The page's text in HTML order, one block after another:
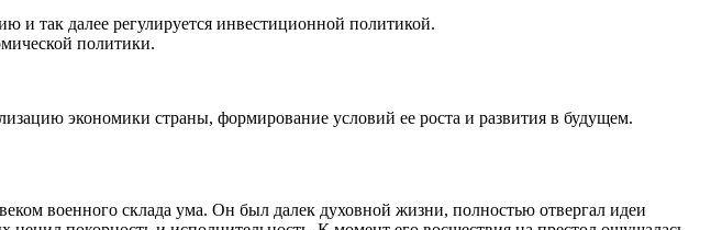
и так далее регулируется инвестиционной политикой.
политики.
экономики страны, формирование условий ее роста и развития в будущем.
военного склада ума. Он был далек духовной жизни, полностью отвергал идеи